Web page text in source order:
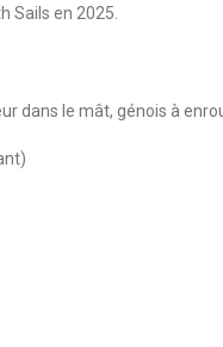
Sails en 2025.
dans le mât, génois à